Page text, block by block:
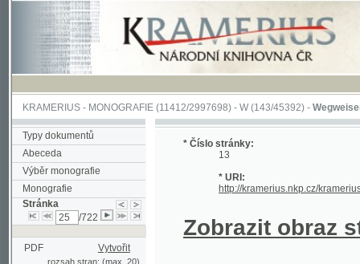
KRAMERIUS-MONOGRAFIE(11412/2997698) -W (143/45392)-Wegweiser durch
Typy dokumentů
Abeceda
Výběr monografie
Monografie
Stránka
/722
PDF Vytvořit
rozsah stran: (max. 20)
* Číslo stránky:
13
* URI:
http://kramerius.nkp.cz/kramerius/